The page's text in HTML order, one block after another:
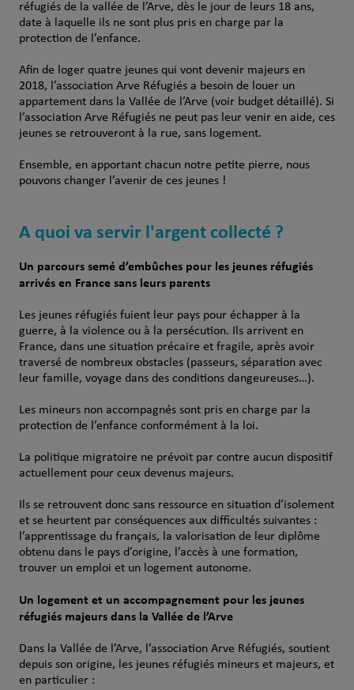
réfugiés de la vallée de l’Arve, dès le jour de leurs 18 ans,
date à laquelle ils ne sont plus pris en charge par la
protection de l’enfance.
Afin de loger quatre jeunes qui vont devenir majeurs en
2018, l’association Arve Réfugiés a besoin de louer un
appartement dans la Vallée de l’Arve (voir budget détaillé). Si
l’association Arve Réfugiés ne peut pas leur venir en aide, ces
jeunes se retrouveront à la rue, sans logement.
Ensemble, en apportant chacun notre petite pierre, nous
pouvons changer l’avenir de ces jeunes !
A quoi va servir l'argent collecté ?
Un parcours semé d’embûches pour les jeunes réfugiés
arrivés en France sans leurs parents
Les jeunes réfugiés fuient leur pays pour échapper à la
guerre, à la violence ou à la persécution. Ils arrivent en
France, dans une situation précaire et fragile, après avoir
traversé de nombreux obstacles (passeurs, séparation avec
leur famille, voyage dans des conditions dangeureuses…).
Les mineurs non accompagnés sont pris en charge par la
protection de l’enfance conformément à la loi.
La politique migratoire ne prévoit par contre aucun dispositif
actuellement pour ceux devenus majeurs.
Ils se retrouvent donc sans ressource en situation d’isolement
et se heurtent par conséquences aux difficultés suivantes :
l’apprentissage du français, la valorisation de leur diplôme
obtenu dans le pays d’origine, l’accès à une formation,
trouver un emploi et un logement autonome.
Un logement et un accompagnement pour les jeunes
réfugiés majeurs dans la Vallée de l’Arve
Dans la Vallée de l’Arve, l’association Arve Réfugiés, soutient
depuis son origine, les jeunes réfugiés mineurs et majeurs, et
en particulier :